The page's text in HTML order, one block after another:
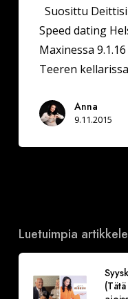
Suosittu
Speed dating
Maxinessa
Teeren
Anna
9.11.2015
Luetuimpia